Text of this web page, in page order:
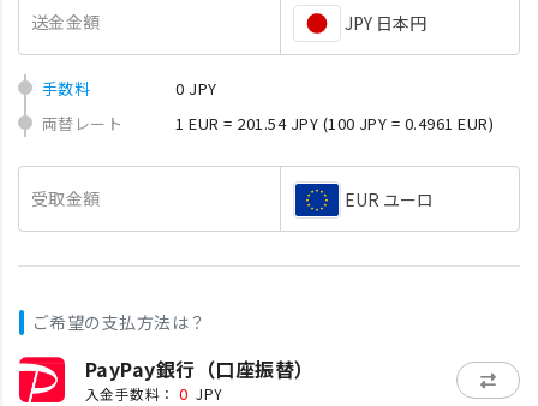
送金金額 JPY 日本円
手数料
0 JPY
両替レート
1 EUR = 201.54 JPY (100 JPY = 0.4961 EUR)
受取金額 EUR ユーロ
ご希望の支払方法は？
PayPay銀行（口座振替）
入金手数料： 0 JPY